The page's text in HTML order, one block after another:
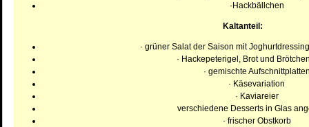
·Hackbällchen
Kaltanteil:
· grüner Salat der Saison mit
· Hackepeterigel, Brot und
· gemischte
· Käsevariation
· Kaviareier
verschiedene Desserts in Glas
· frischer Obstkorb